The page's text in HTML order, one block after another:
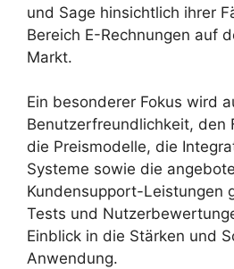
und Sage hinsichtlich ihrer
Bereich E-Rechnungen auf
Markt.
Ein besonderer Fokus wird
Benutzerfreundlichkeit, den
die Preismodelle, die
Systeme sowie die
Kundensupport-Leistungen
Tests und
Einblick in die Stärken und
Anwendung.